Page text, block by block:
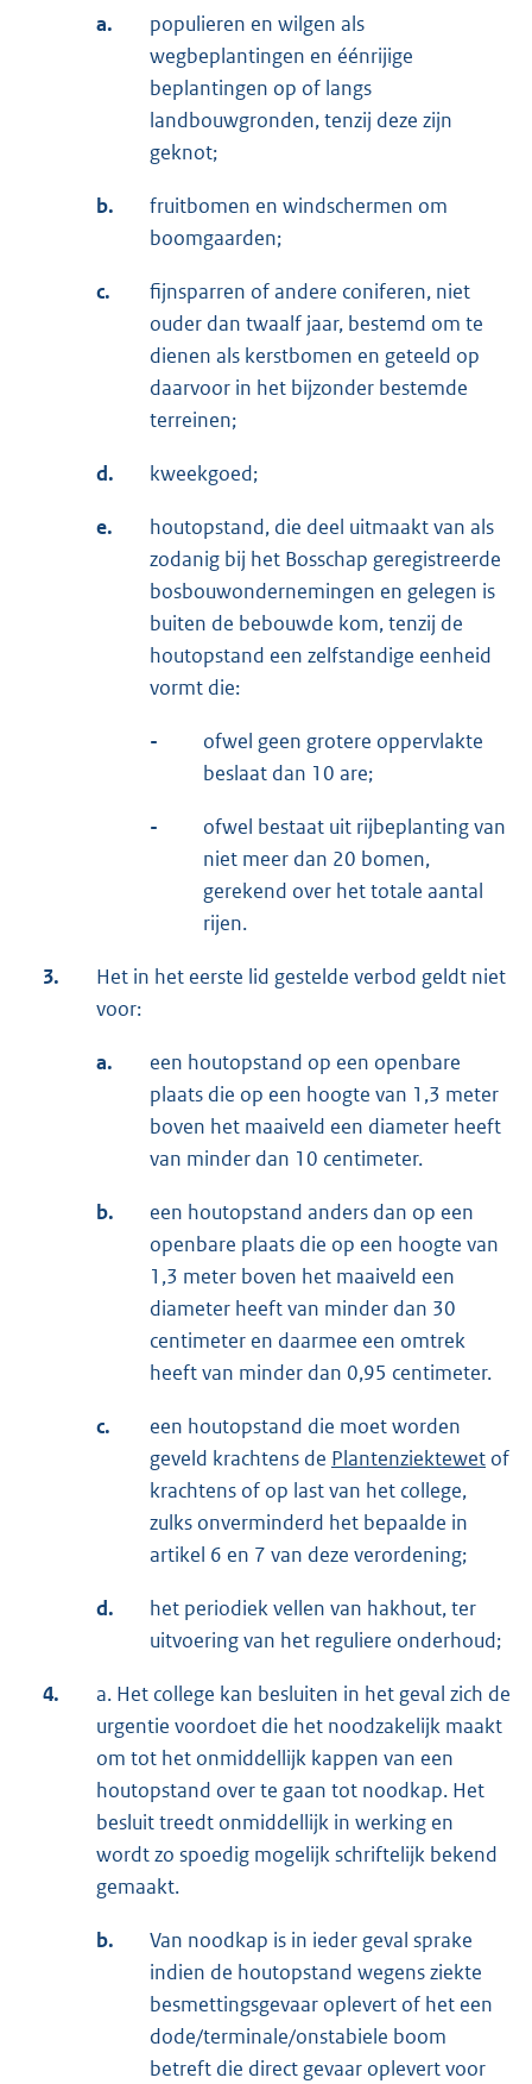
a.
populieren en wilgen als
wegbeplantingen en éénrijige
beplantingen op of langs
landbouwgronden, tenzij deze zijn
geknot;
b.
fruitbomen en windschermen om
boomgaarden;
c.
fijnsparren of andere coniferen, niet
ouder dan twaalf jaar, bestemd om te
dienen als kerstbomen en geteeld op
daarvoor in het bijzonder bestemde
terreinen;
d. kweekgoed;
e.
houtopstand, die deel uitmaakt van als
zodanig bij het Bosschap geregistreerde
bosbouwondernemingen en gelegen is
buiten de bebouwde kom, tenzij de
houtopstand een zelfstandige eenheid
vormt die:
-
ofwel geen grotere oppervlakte
beslaat dan 10 are;
-
ofwel bestaat uit rijbeplanting van
niet meer dan 20 bomen,
gerekend over het totale aantal
rijen.
3.
Het in het eerste lid gestelde verbod geldt niet
voor:
a.
een houtopstand op een openbare
plaats die op een hoogte van 1,3 meter
boven het maaiveld een diameter heeft
van minder dan 10 centimeter.
b.
een houtopstand anders dan op een
openbare plaats die op een hoogte van
1,3 meter boven het maaiveld een
diameter heeft van minder dan 30
centimeter en daarmee een omtrek
heeft van minder dan 0,95 centimeter.
c.
een houtopstand die moet worden
geveld krachtens de Plantenziektewet of
krachtens of op last van het college,
zulks onverminderd het bepaalde in
artikel 6 en 7 van deze verordening;
d.
het periodiek vellen van hakhout, ter
uitvoering van het reguliere onderhoud;
4.
a. Het college kan besluiten in het geval zich de
urgentie voordoet die het noodzakelijk maakt
om tot het onmiddellijk kappen van een
houtopstand over te gaan tot noodkap. Het
besluit treedt onmiddellijk in werking en
wordt zo spoedig mogelijk schriftelijk bekend
gemaakt.
b.
Van noodkap is in ieder geval sprake
indien de houtopstand wegens ziekte
besmettingsgevaar oplevert of het een
dode/terminale/onstabiele boom
betreft die direct gevaar oplevert voor